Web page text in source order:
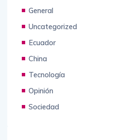
General
Uncategorized
Ecuador
China
Tecnología
Opinión
Sociedad